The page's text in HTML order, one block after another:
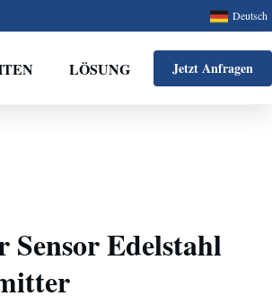
Deutsch
LÖSUNG Jetzt Anfragen
Edelstahl